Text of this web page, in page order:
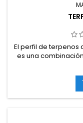
El perfil de terpenos
es una
con un perfil de
terpenos de la